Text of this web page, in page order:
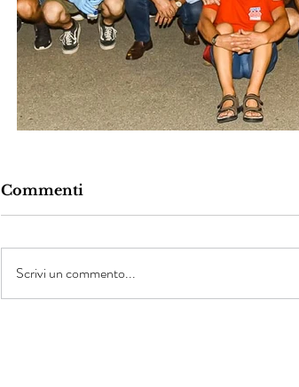
Commenti
Scrivi un commento...